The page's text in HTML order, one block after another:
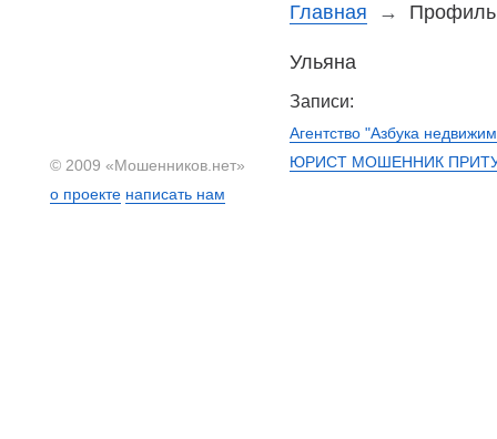
Главная → Профиль
Ульяна
Записи:
Агентство "Азбука
ЮРИСТ МОШЕННИК
© 2009 «Мошенников.нет»
о проекте написать нам